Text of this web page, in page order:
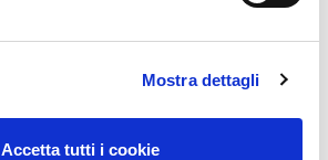
Mostra dettagli
Accetta tutti i cookie